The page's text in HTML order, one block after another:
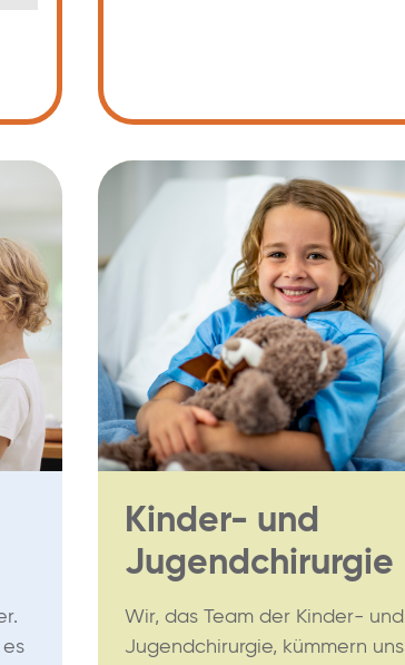
Kinder- und
Jugendchirurgie
Wir, das Team der Kinder- und
Jugendchirurgie, kümmern